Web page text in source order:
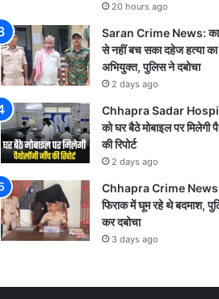
20 hours ago
Saran Crime News:
से नहीं बच सका दहेज हत्या का
अभियुक्त, पुलिस ने दबोचा
2 days ago
Chhapra Sadar
को घर बैठे मोबाइल पर मिलेगी
की रिपोर्ट
2 days ago
Chhapra Crime News:
फिराक में घूम रहे थे बदमाश,
कर दबोचा
3 days ago